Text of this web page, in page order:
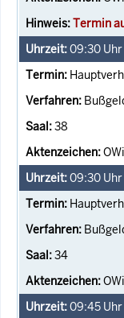
Termin
09:30 Uhr
38
09:30 Uhr
34
09:45 Uhr